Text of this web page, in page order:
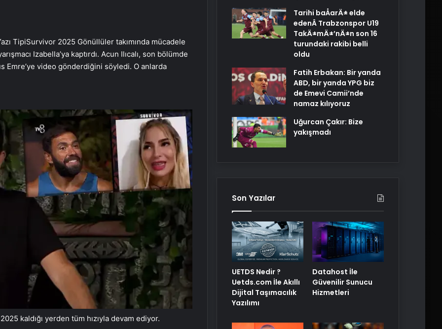
TipiSurvivor 2025 Gönüllüler takımında mücadele
Izabella’ya kaptırdı. Acun Ilıcalı, son bölümde
Emre’ye video gönderdiğini söyledi. O anlarda
kaldığı yerden tüm hızıyla devam ediyor.
Tarihi baÅarÄ± elde
edenÂ Trabzonspor U19
TakÄ±mÄ±’nÄ±n son 16
turundaki rakibi belli
oldu
Fatih Erbakan: Bir yanda
ABD, bir yanda YPG biz
de Emevi Camii’nde
namaz kılıyoruz
Uğurcan Çakır: Bize
yakışmadı
Son Yazılar
UETDS Nedir ?
Uetds.com İle Akıllı
Dijital Taşımacılık
Yazılımı
Datahost İle
Güvenilir Sunucu
Hizmetleri